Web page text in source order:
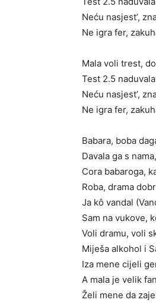
Neću nasjest’,
Ne igra fer,
Mala voli trest,
Test 2.5
Neću nasjest’,
Ne igra fer,
Babara, boba
Davala ga s
Cora babaroga,
Roba, drama
Ja kô vandal
Sam na vukove,
Voli dramu, voli
Miješa alkohol i
Iza mene cijeli
A mala je velik
Želi mene da